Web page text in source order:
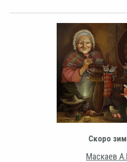
Скоро
Маскаев